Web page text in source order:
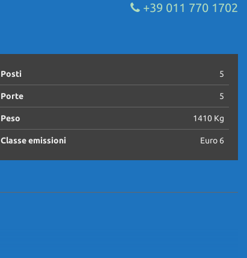
+39 011 770 1702
Posti 5
Porte 5
Peso 1410 Kg
Classe emissioni Euro 6